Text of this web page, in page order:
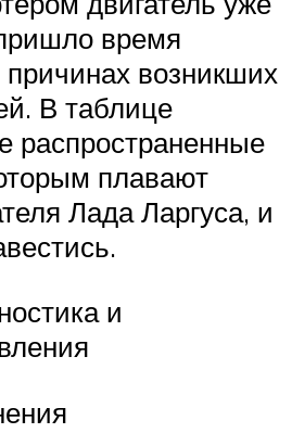
время
причинах возникших
В таблице
распространенные
плавают
Лада Ларгуса, и
и